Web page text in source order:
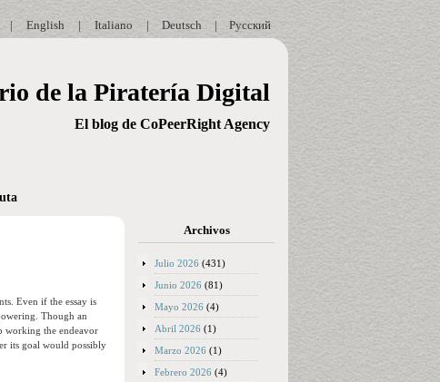
Русский
|
Deutsch
|
Italiano
|
English
|
de la Piratería Digital
El blog de CoPeerRight Agency
Even if the essay is
Though an
working the endeavor
its goal would possibly
Archivos
Julio 2026 (431)
Junio 2026 (81)
Mayo 2026 (4)
Abril 2026 (1)
Marzo 2026 (1)
Febrero 2026 (4)